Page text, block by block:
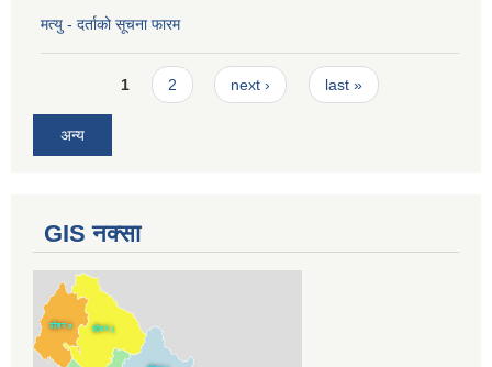
मत्यु - दर्ताको सूचना फारम
Pages1 2 next › last »
अन्य
GIS नक्सा